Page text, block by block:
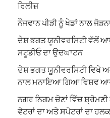
ਰਿਲੀਜ਼
ਨੌਜਵਾਨ ਪੀੜੀ ਨੂੰ ਖੇਡਾਂ ਨਾਲ
ਦੇਸ਼ ਭਗਤ ਯੂਨੀਵਰਸਿਟੀ ਵੱਲੋਂ
ਸਟੂਡੀਓ ਦਾ ਉਦਘਾਟਨ
ਦੇਸ਼ ਭਗਤ ਯੂਨੀਵਰਸਿਟੀ ਵਿਖੇ
ਨਾਲ ਮਨਾਇਆ ਗਿਆ ਵਿਸ਼ਵ
ਨਗਰ ਨਿਗਮ ਚੋਣਾਂ ਵਿੱਚ
ਵੋਟਰਾਂ ਦਾ ਅਤੇ ਸਪੋਟਰਾਂ ਦਾ